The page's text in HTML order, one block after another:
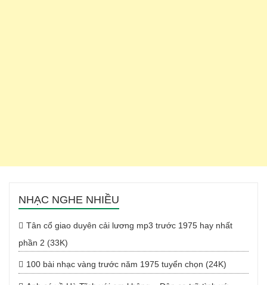
NHẠC NGHE NHIỀU
Tân cổ giao duyên cải lương mp3 trước 1975 hay nhất
phần 2 (33K)
100 bài nhạc vàng trước năm 1975 tuyển chọn (24K)